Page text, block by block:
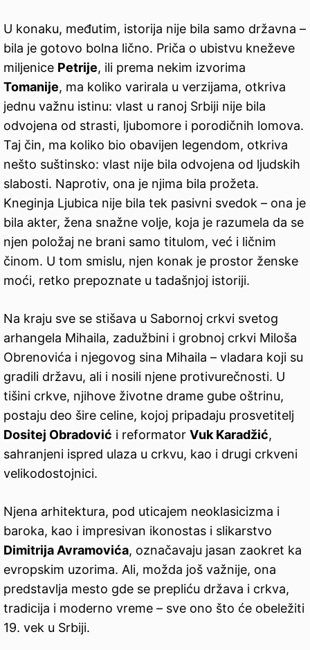
U konaku, međutim, istorija nije bila samo državna –
bila je gotovo bolna lično. Priča o ubistvu kneževe
miljenice Petrije, ili prema nekim izvorima
Tomanije, ma koliko varirala u verzijama, otkriva
jednu važnu istinu: vlast u ranoj Srbiji nije bila
odvojena od strasti, ljubomore i porodičnih lomova.
Taj čin, ma koliko bio obavijen legendom, otkriva
nešto suštinsko: vlast nije bila odvojena od ljudskih
slabosti. Naprotiv, ona je njima bila prožeta.
Kneginja Ljubica nije bila tek pasivni svedok – ona je
bila akter, žena snažne volje, koja je razumela da se
njen položaj ne brani samo titulom, već i ličnim
činom. U tom smislu, njen konak je prostor ženske
moći, retko prepoznate u tadašnjoj istoriji.
Na kraju sve se stišava u Sabornoj crkvi svetog
arhangela Mihaila, zadužbini i grobnoj crkvi Miloša
Obrenovića i njegovog sina Mihaila – vladara koji su
gradili državu, ali i nosili njene protivurečnosti. U
tišini crkve, njihove životne drame gube oštrinu,
postaju deo šire celine, kojoj pripadaju prosvetitelj
Dositej Obradović i reformator Vuk Karadžić,
sahranjeni ispred ulaza u crkvu, kao i drugi crkveni
velikodostojnici.
Njena arhitektura, pod uticajem neoklasicizma i
baroka, kao i impresivan ikonostas i slikarstvo
Dimitrija Avramovića, označavaju jasan zaokret ka
evropskim uzorima. Ali, možda još važnije, ona
predstavlja mesto gde se prepliću država i crkva,
tradicija i moderno vreme – sve ono što će obeležiti
19. vek u Srbiji.